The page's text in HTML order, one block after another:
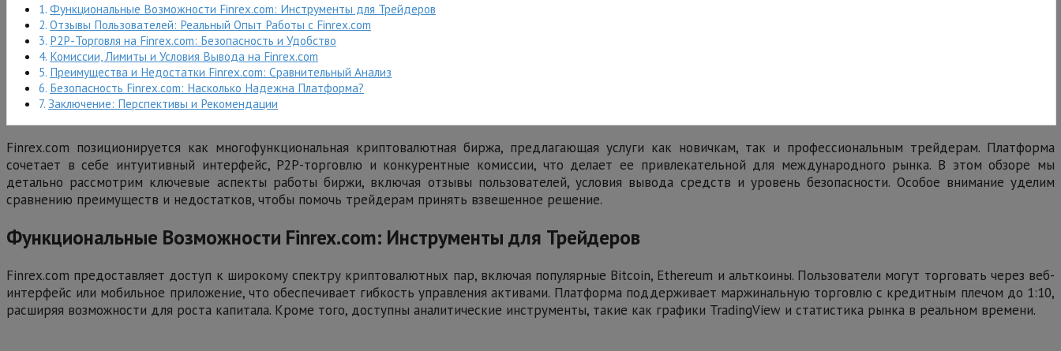
Функциональные Возможности Finrex.com: Инструменты для Трейдеров
Отзывы Пользователей: Реальный Опыт Работы с Finrex.com
P2P-Торговля на Finrex.com: Безопасность и Удобство
Комиссии, Лимиты и Условия Вывода на Finrex.com
Преимущества и Недостатки Finrex.com: Сравнительный Анализ
Безопасность Finrex.com: Насколько Надежна Платформа?
Заключение: Перспективы и Рекомендации
Finrex.com позиционируется как многофункциональная криптовалютная биржа, предлагающая услуги как новичкам, так и профессиональным трейдерам. Платформа
сочетает в себе интуитивный интерфейс, P2P-торговлю и конкурентные комиссии, что делает ее привлекательной для международного рынка. В этом обзоре мы
детально рассмотрим ключевые аспекты работы биржи, включая отзывы пользователей, условия вывода средств и уровень безопасности. Особое внимание уделим
сравнению преимуществ и недостатков, чтобы помочь трейдерам принять взвешенное решение.
Функциональные Возможности Finrex.com: Инструменты для Трейдеров
Finrex.com предоставляет доступ к широкому спектру криптовалютных пар, включая популярные Bitcoin, Ethereum и альткоины. Пользователи могут торговать через веб-
интерфейс или мобильное приложение, что обеспечивает гибкость управления активами. Платформа поддерживает маржинальную торговлю с кредитным плечом до 1:10,
расширяя возможности для роста капитала. Кроме того, доступны аналитические инструменты, такие как графики TradingView и статистика рынка в реальном времени.